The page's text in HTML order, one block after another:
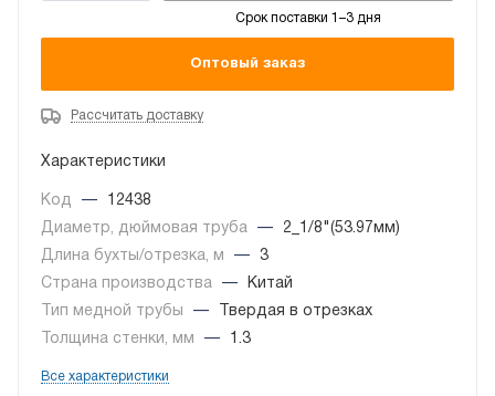
Срок поставки 1–3 дня
Оптовый заказ
Рассчитать доставку
Характеристики
Код —
12438
Диаметр, дюймовая труба
—
2_1/8"(53.97мм)
Длина бухты/отрезка, м
—
3
Страна производства
—
Китай
Тип медной трубы
—
Твердая в отрезках
Толщина стенки, мм
— 1.3
Все характеристики